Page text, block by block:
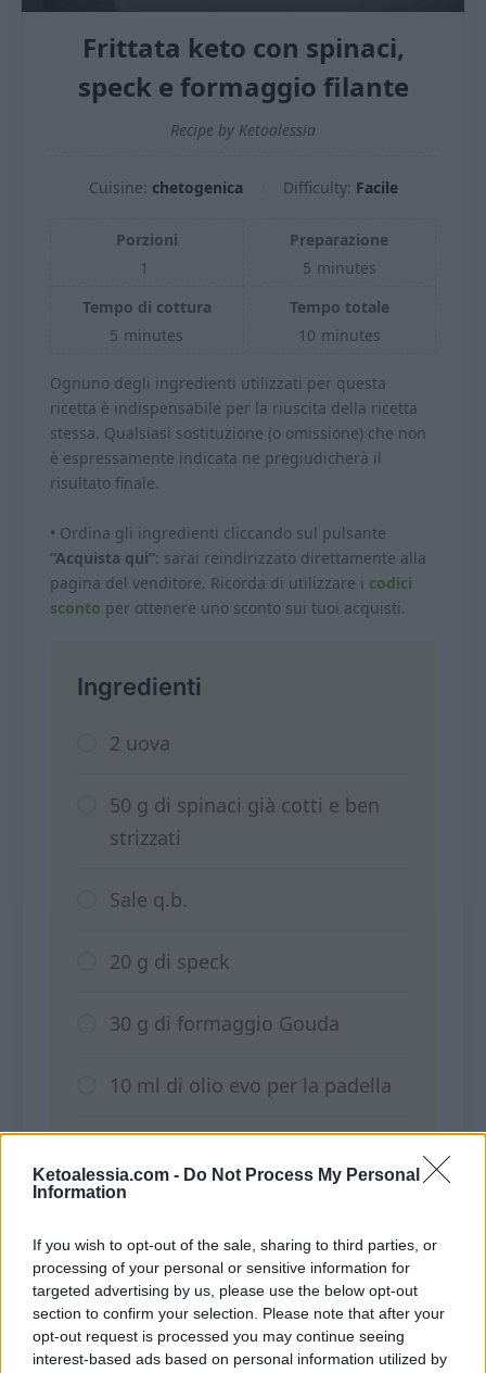
Ketoalessia.com - Do Not Process My Personal
Information
If you wish to opt-out of the sale, sharing to third parties, or
processing of your personal or sensitive information for
targeted advertising by us, please use the below opt-out
section to confirm your selection. Please note that after your
opt-out request is processed you may continue seeing
interest-based ads based on personal information utilized by
Frittata keto con spinaci,
speck e formaggio filante
Recipe by Ketoalessia
Cuisine: chetogenica Difficulty: Facile
Porzioni
1
Preparazione
5 minutes
Tempo di cottura
5 minutes
Tempo totale
10 minutes
Ognuno degli ingredienti utilizzati per questa
ricetta è indispensabile per la riuscita della ricetta
stessa. Qualsiasi sostituzione (o omissione) che non
è espressamente indicata ne pregiudicherà il
risultato finale.
• Ordina gli ingredienti cliccando sul pulsante
“Acquista qui”: sarai reindirizzato direttamente alla
pagina del venditore. Ricorda di utilizzare i codici
sconto per ottenere uno sconto sui tuoi acquisti.
Ingredienti
2 uova
50 g di spinaci già cotti e ben
strizzati
Sale q.b.
20 g di speck
30 g di formaggio Gouda
10 ml di olio evo per la padella
Procedimento
Frulla insieme le uova, gli spinaci e
un pizzico di sale fino a ottenere un